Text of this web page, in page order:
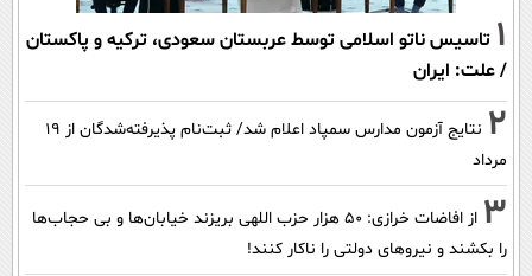
1 تاسیس ناتو اسلامی توسط عربستان سعودی، ترکیه و پاکستان
/ علت: ایران
2
نتایج آزمون مدارس سمپاد اعلام شد/ ثبت‌نام پذیرفته‌شدگان از ۱۹
مرداد
3
از افاضات خرازی: ۵۰ هزار حزب اللهی بریزند خیابان‌ها و بی حجاب‌ها
را بکشند و نیرو‌های دولتی را ناکار کنند!